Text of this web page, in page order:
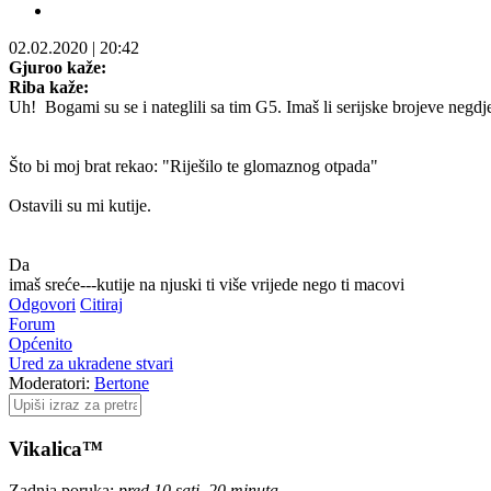
02.02.2020 | 20:42
Gjuroo kaže:
Riba kaže:
Uh! Bogami su se i nateglili sa tim G5. Imaš li serijske brojeve
Što bi moj brat rekao: "Riješilo te glomaznog otpada"
Ostavili su mi kutije.
Da
imaš sreće---kutije na njuski ti više vrijede nego ti macovi
Odgovori Citiraj
Forum
Općenito
Ured za ukradene stvari
Moderatori: Bertone
Vikalica™